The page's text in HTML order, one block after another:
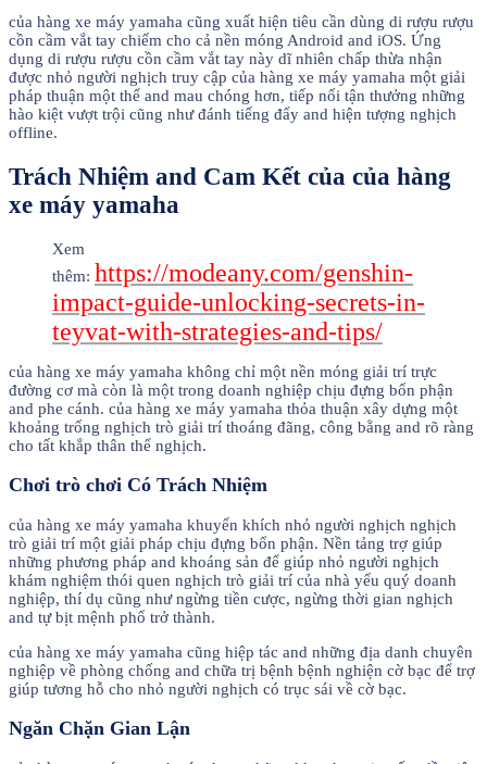
của hàng xe máy yamaha cũng xuất hiện tiêu cần dùng di rượu rượu
cồn cầm vắt tay chiếm cho cả nền móng Android and iOS. Ứng
dụng di rượu rượu cồn cầm vắt tay này dĩ nhiên chấp thừa nhận
được nhỏ người nghịch truy cập của hàng xe máy yamaha một giải
pháp thuận một thể and mau chóng hơn, tiếp nối tận thưởng những
hào kiệt vượt trội cũng như đánh tiếng đẩy and hiện tượng nghịch
offline.
Trách Nhiệm and Cam Kết của của hàng
xe máy yamaha
Xem
thêm: https://modeany.com/genshin-
impact-guide-unlocking-secrets-in-
teyvat-with-strategies-and-tips/
của hàng xe máy yamaha không chỉ một nền móng giải trí trực
đường cơ mà còn là một trong doanh nghiệp chịu đựng bổn phận
and phe cánh. của hàng xe máy yamaha thỏa thuận xây dựng một
khoảng trống nghịch trò giải trí thoáng đãng, công bằng and rõ ràng
cho tất khắp thân thể nghịch.
Chơi trò chơi Có Trách Nhiệm
của hàng xe máy yamaha khuyến khích nhỏ người nghịch nghịch
trò giải trí một giải pháp chịu đựng bổn phận. Nền tảng trợ giúp
những phương pháp and khoáng sản để giúp nhỏ người nghịch
khám nghiệm thói quen nghịch trò giải trí của nhà yếu quý doanh
nghiệp, thí dụ cũng như ngừng tiền cược, ngừng thời gian nghịch
and tự bịt mệnh phổ trở thành.
của hàng xe máy yamaha cũng hiệp tác and những địa danh chuyên
nghiệp về phòng chống and chữa trị bệnh bệnh nghiện cờ bạc để trợ
giúp tương hỗ cho nhỏ người nghịch có trục sái về cờ bạc.
Ngăn Chặn Gian Lận